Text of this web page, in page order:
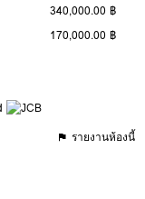
340,000.00 ฿
170,000.00 ฿
รายงานห้องนี้